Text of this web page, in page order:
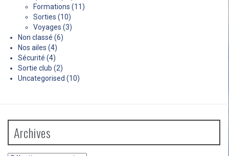
Formations (11)
Sorties (10)
Voyages (3)
Non classé (6)
Nos ailes (4)
Sécurité (4)
Sortie club (2)
Uncategorised (10)
Archives